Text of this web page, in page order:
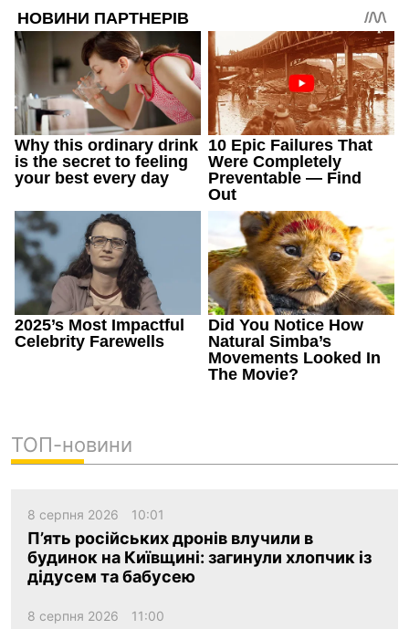
ТОП-новини
8 серпня 2026 10:01
П’ять російських дронів влучили в
будинок на Київщині: загинули хлопчик із
дідусем та бабусею
8 серпня 2026 11:00